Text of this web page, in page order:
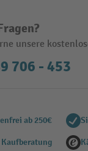
unsere
706 - 453
ab 250€